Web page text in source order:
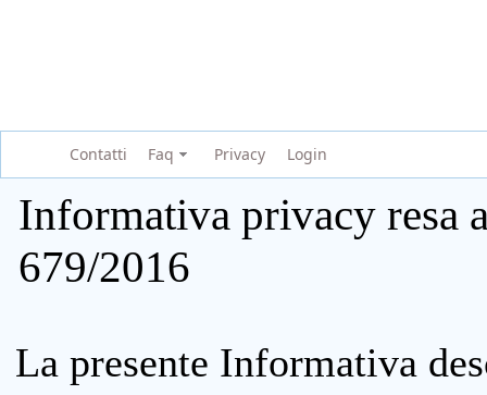
Contatti Faq Privacy Login
Informativa privacy resa
679/2016
La presente Informativa